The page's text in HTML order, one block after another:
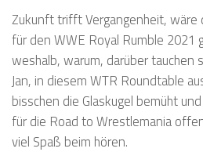
Zukunft trifft Vergangenheit,
für den WWE Royal Rumble 2021
weshalb, warum, darüber tauchen
Jan, in diesem WTR Roundtable
bisschen die Glaskugel bemüht
für die Road to Wrestlemania
viel Spaß beim hören.